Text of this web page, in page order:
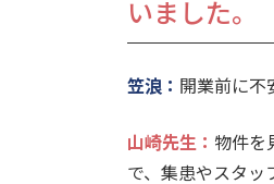
いました。
笠浪： 開業前に不
山崎先生 ： 物件を
で、集患やスタ